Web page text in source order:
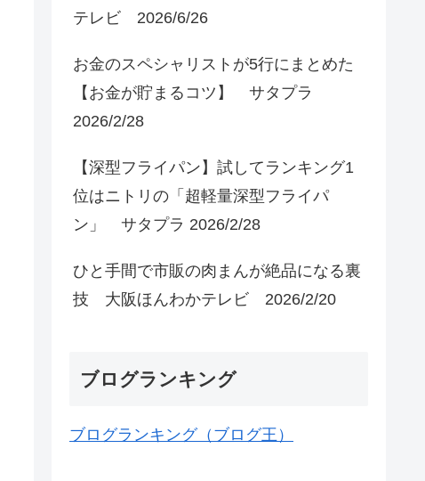
テレビ 2026/6/26
お金のスペシャリストが5行にまとめた
【お金が貯まるコツ】 サタプラ
2026/2/28
【深型フライパン】試してランキング1
位はニトリの「超軽量深型フライパ
ン」 サタプラ 2026/2/28
ひと手間で市販の肉まんが絶品になる裏
技 大阪ほんわかテレビ 2026/2/20
ブログランキング
ブログランキング（ブログ王）